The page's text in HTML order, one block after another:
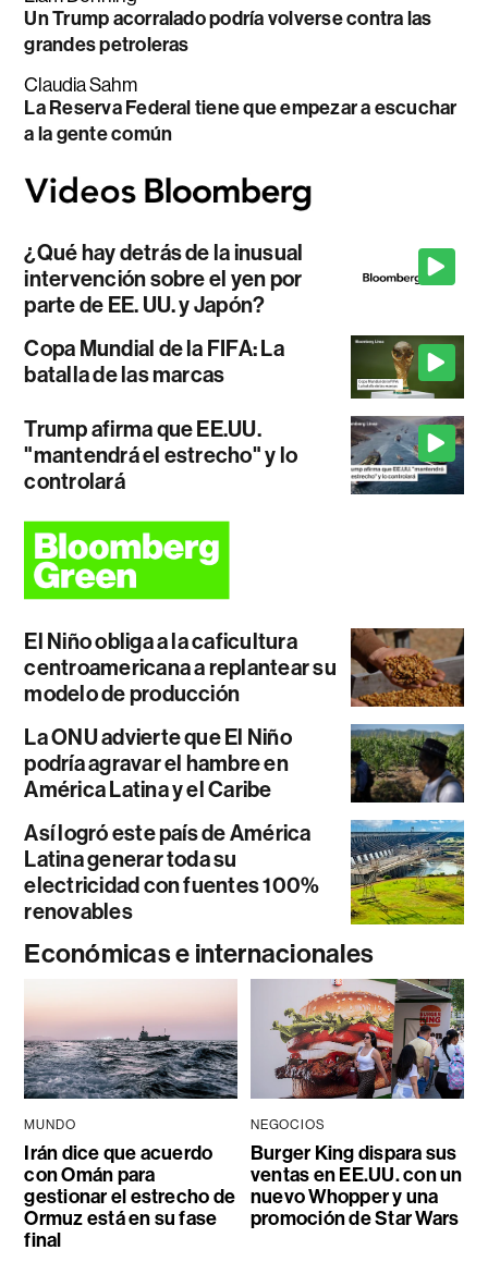
Un Trump acorralado podría volverse contra las
grandes petroleras
Claudia Sahm
La Reserva Federal tiene que empezar a escuchar
a la gente común
¿Qué hay detrás de la inusual
intervención sobre el yen por
parte de EE. UU. y Japón?
Copa Mundial de la FIFA: La
batalla de las marcas
Trump afirma que EE.UU.
"mantendrá el estrecho" y lo
controlará
El Niño obliga a la caficultura
centroamericana a replantear su
modelo de producción
La ONU advierte que El Niño
podría agravar el hambre en
América Latina y el Caribe
Así logró este país de América
Latina generar toda su
electricidad con fuentes 100%
renovables
Económicas e internacionales
MUNDO
Irán dice que acuerdo
con Omán para
gestionar el estrecho de
Ormuz está en su fase
final
NEGOCIOS
Burger King dispara sus
ventas en EE.UU. con un
nuevo Whopper y una
promoción de Star Wars